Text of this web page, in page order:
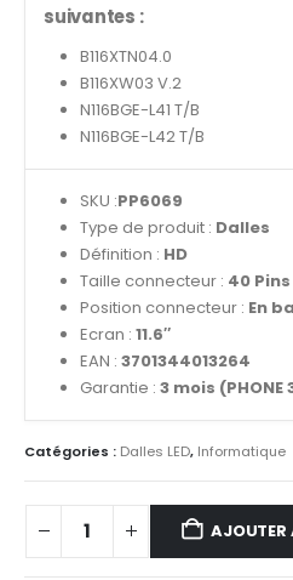
suivantes :
B116XTN04.0
B116XW03 V.2
N116BGE-L41 T/B
N116BGE-L42 T/B
SKU :PP6069
Type de produit : Dalles
Définition : HD
Taille connecteur : 40 Pins
Position connecteur : En
Ecran : 11.6″
EAN : 3701344013264
Garantie : 3 mois (PHONE
Catégories : Dalles LED, Informatique
AJOUTER